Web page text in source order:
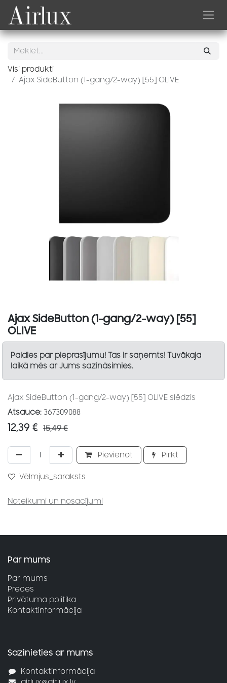
Skip to Content
Visi produkti
Ajax SideButton (1-gang/2-way) [55] OLIVE
Ajax SideButton (1-gang/2-way) [55]
OLIVE
Paldies par pieprasījumu! Tas ir saņemts! Tuvākaja
laikā mēs ar Jums sazināsimies.
Ajax SideButton (1-gang/2-way) [55] OLIVE slēdzis
Atsauce: 367309088
12,39 € 15,49€
Pievienot Pirkt
Vēlmjus_saraksts
Noteikumi un nosacījumi
Par mums
Par mums
Preces
Privātuma politika
Kontaktinformācija
Sazinieties ar mums
Kontaktinformācija